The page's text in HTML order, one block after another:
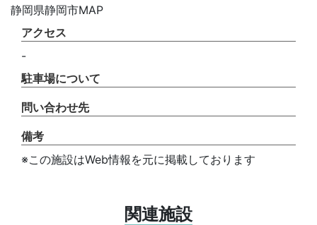
静岡県静岡市MAP
アクセス
-
駐車場について
問い合わせ先
備考
※この施設はWeb情報を元に掲載しております
関連施設